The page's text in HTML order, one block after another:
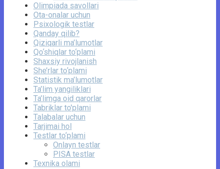
Olimpiada savollari
Ota-onalar uchun
Psixologik testlar
Qanday qilib?
Qiziqarli ma’lumotlar
Qo‘shiqlar to‘plami
Shaxsiy rivojlanish
She’rlar to‘plami
Statistik ma’lumotlar
Ta’lim yangiliklari
Ta’limga oid qarorlar
Tabriklar to'plami
Talabalar uchun
Tarjimai hol
Testlar to‘plami
Onlayn testlar
PISA testlar
Texnika olami